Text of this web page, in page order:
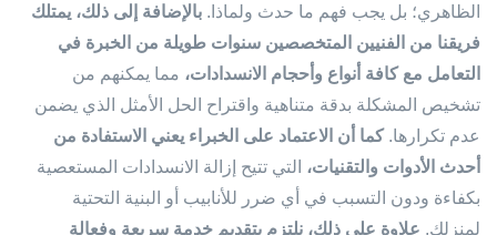
الظاهري؛ بل يجب فهم ما حدث ولماذا. بالإضافة إلى ذلك، يمتلك
فريقنا من الفنيين المتخصصين سنوات طويلة من الخبرة في
التعامل مع كافة أنواع وأحجام الانسدادات، مما يمكنهم من
تشخيص المشكلة بدقة متناهية واقتراح الحل الأمثل الذي يضمن
عدم تكرارها.كما أن الاعتماد على الخبراء يعني الاستفادة من
أحدث الأدوات والتقنيات، التي تتيح إزالة الانسدادات المستعصية
بكفاءة ودون التسبب في أي ضرر للأنابيب أو البنية التحتية
لمنزلك. علاوة على ذلك، نلتزم بتقديم خدمة سريعة وفعالة